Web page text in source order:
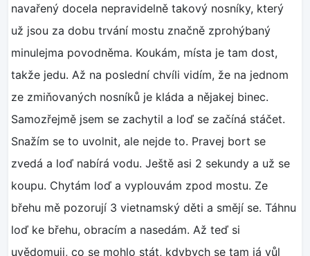
navařený docela nepravidelně takový nosníky, který
už jsou za dobu trvání mostu značně zprohýbaný
minulejma povodněma. Koukám, místa je tam dost,
takže jedu. Až na poslední chvíli vidím, že na jednom
ze zmiňovaných nosníků je kláda a nějakej binec.
Samozřejmě jsem se zachytil a loď se začíná stáčet.
Snažím se to uvolnit, ale nejde to. Pravej bort se
zvedá a loď nabírá vodu. Ještě asi 2 sekundy a už se
koupu. Chytám loď a vyplouvám zpod mostu. Ze
břehu mě pozorují 3 vietnamský děti a smějí se. Táhnu
loď ke břehu, obracím a nasedám. Až teď si
uvědomuji, co se mohlo stát, kdybych se tam já vůl